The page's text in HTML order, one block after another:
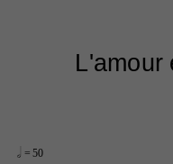
L'amour
h = 50